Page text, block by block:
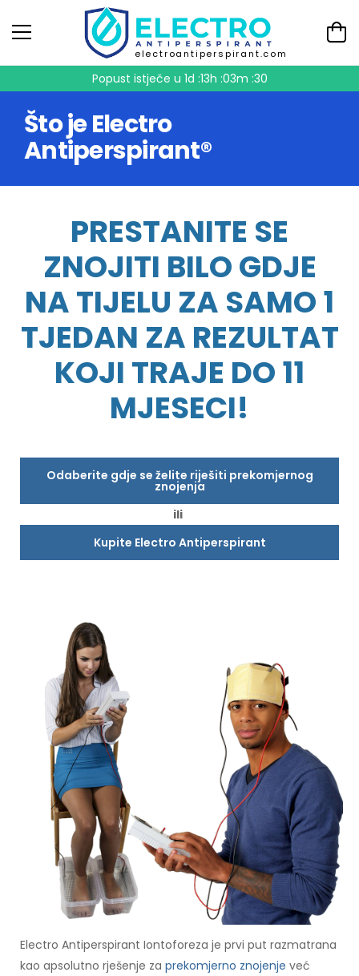
electroantiperspirant.com
Popust istječe u 1d :13h :03m :30
Što je Electro
Antiperspirant®
PRESTANITE SE
ZNOJITI BILO GDJE
NA TIJELU ZA SAMO 1
TJEDAN ZA REZULTAT
KOJI TRAJE DO 11
MJESECI!
Odaberite gdje se želite riješiti prekomjernog
znojenja
ili
Kupite Electro Antiperspirant
Electro Antiperspirant Iontoforeza je prvi put razmatrana
kao apsolutno rješenje za prekomjerno znojenje već